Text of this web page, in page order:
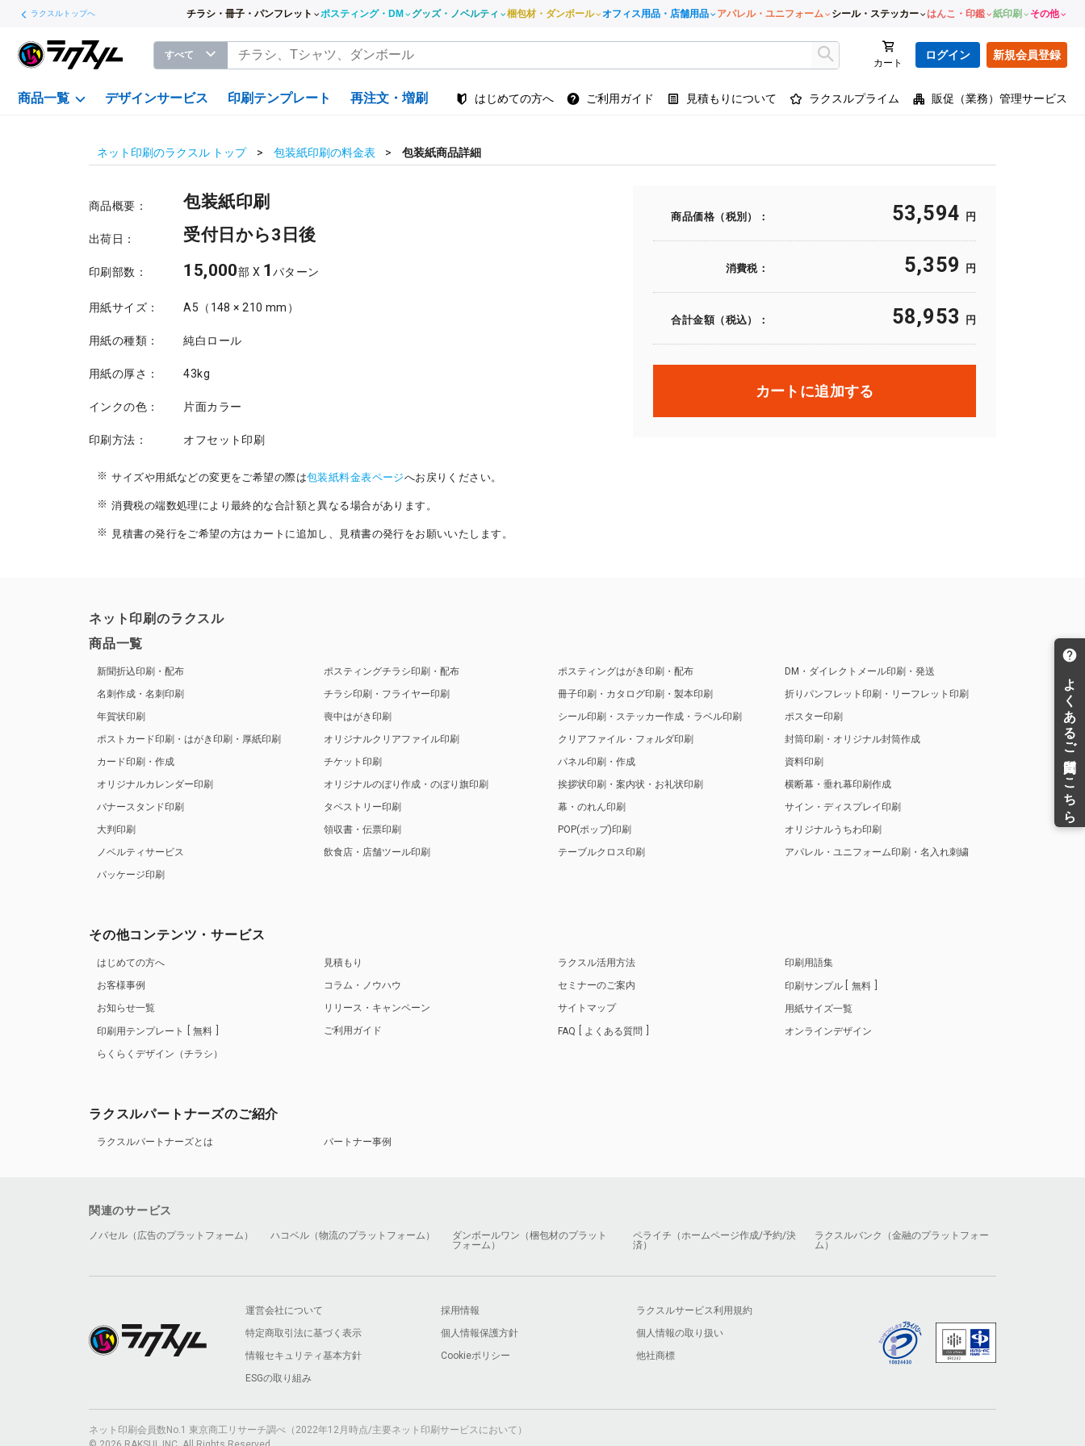
ラクスルトップへ チラシ・冊子・パンフレット ポスティング・DM グッズ・ノベルティ 梱包材・ダンボール オフィス用品・店舗用品 アパレル・ユニフォーム シール・ステッカー はんこ・印鑑 紙印刷 その他
すべて
カート
ログイン 新規会員登録
商品一覧 デザインサービス 印刷テンプレート 再注文・増刷 はじめての方へ ご利用ガイド 見積もりについて ラクスルプライム 販促（業務）管理サービス
ネット印刷のラクスル トップ 包装紙印刷の料金表 包装紙商品詳細
商品概要： 包装紙印刷
出荷日： 受付日から3日後
印刷部数： 15,000部 X 1 パターン
用紙サイズ： A5（148 × 210 mm）
用紙の種類： 純白ロール
用紙の厚さ： 43kg
インクの色： 片面カラー
印刷方法： オフセット印刷
サイズや用紙などの変更をご希望の際は包装紙料金表ページへお戻りください。
消費税の端数処理により最終的な合計額と異なる場合があります。
見積書の発行をご希望の方はカートに追加し、見積書の発行をお願いいたします。
商品価格（税別）： 53,594 円
消費税： 5,359 円
合計金額（税込）： 58,953 円
カートに追加する
ネット印刷のラクスル
商品一覧
新聞折込印刷・配布
名刺作成・名刺印刷
年賀状印刷
ポストカード印刷・はがき印刷・厚紙印刷
カード印刷・作成
オリジナルカレンダー印刷
バナースタンド印刷
大判印刷
ノベルティサービス
パッケージ印刷
ポスティングチラシ印刷・配布
チラシ印刷・フライヤー印刷
喪中はがき印刷
オリジナルクリアファイル印刷
チケット印刷
オリジナルのぼり作成・のぼり旗印刷
タペストリー印刷
領収書・伝票印刷
飲食店・店舗ツール印刷
ポスティングはがき印刷・配布
冊子印刷・カタログ印刷・製本印刷
シール印刷・ステッカー作成・ラベル印刷
クリアファイル・フォルダ印刷
パネル印刷・作成
挨拶状印刷・案内状・お礼状印刷
幕・のれん印刷
POP(ポップ)印刷
テーブルクロス印刷
DM・ダイレクトメール印刷・発送
折りパンフレット印刷・リーフレット印刷
ポスター印刷
封筒印刷・オリジナル封筒作成
資料印刷
横断幕・垂れ幕印刷作成
サイン・ディスプレイ印刷
オリジナルうちわ印刷
アパレル・ユニフォーム印刷・名入れ刺繍
その他コンテンツ・サービス
はじめての方へ
お客様事例
お知らせ一覧
印刷用テンプレート
無料
らくらくデザイン（チラシ）
見積もり
コラム・ノウハウ
リリース・キャンペーン
ご利用ガイド
ラクスル活用方法
セミナーのご案内
サイトマップ
FAQ よくある質問
印刷用語集
印刷サンプル
無料
用紙サイズ一覧
オンラインデザイン
ラクスルパートナーズのご紹介
ラクスルパートナーズとは パートナー事例
関連のサービス
ノバセル（広告のプラットフォーム） ハコベル（物流のプラットフォーム）
ダンボールワン（梱包材のプラット
フォーム）
ペライチ（ホームページ作成/予約/決
済）
ラクスルバンク（金融のプラットフォー
ム）
運営会社について 採用情報
ラクスルサービス利用規約
特定商取引法に基づく表示
個人情報保護方針
個人情報の取り扱い
情報セキュリティ基本方針
Cookieポリシー
他社商標
ESGの取り組み
ネット印刷会員数No.1 東京商工リサーチ調べ（2022年12月時点/主要ネット印刷サービスにおいて）